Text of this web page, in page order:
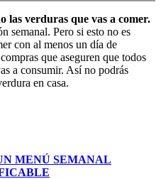
las verduras que vas a comer.
semanal. Pero si esto no es
con al menos un día de
que aseguren que todos
a consumir. Así no podrás
en casa.
MENÚ SEMANAL